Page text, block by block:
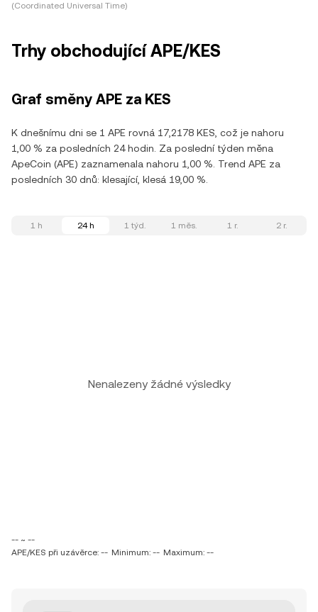
(Coordinated Universal Time)
Trhy obchodující APE/KES
Graf směny APE za KES
K dnešnímu dni se 1 APE rovná 17,2178 KES, což je nahoru
1,00 % za posledních 24 hodin. Za poslední týden měna
ApeCoin (APE) zaznamenala nahoru 1,00 %. Trend APE za
posledních 30 dnů: klesající, klesá 19,00 %.
1 h 24 h 1 týd. 1 měs. 1 r. 2 r.
Nenalezeny žádné výsledky
-- ~ --
APE/KES při uzávěrce: -- Minimum: -- Maximum: --